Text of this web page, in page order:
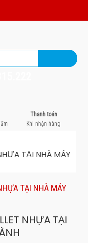
Thanh toán
Khi nhận hàng
TẠI NHÀ MÁY
TẠI NHÀ MÁY
NHỰA TẠI